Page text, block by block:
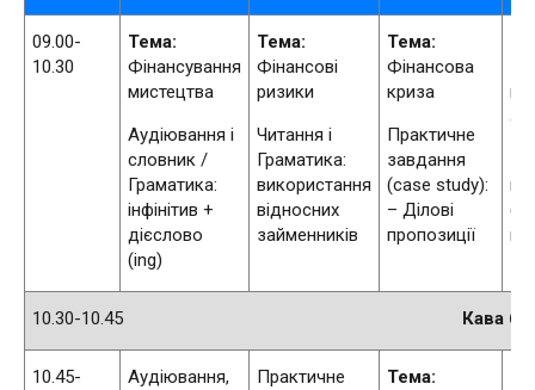
09.00-
10.30
Тема:
Фінансування
мистецтва
Аудіювання і
словник /
Граматика:
інфінітив +
дієслово
(ing)
Тема:
Фінансові
ризики
Читання і
Граматика:
використання
відносних
займенників
Тема:
Фінансова
криза
Практичне
завдання
(case study):
– Ділові
пропозиції
10.30-10.45 Кава
10.45-
Аудіювання,
Практичне
Тема: